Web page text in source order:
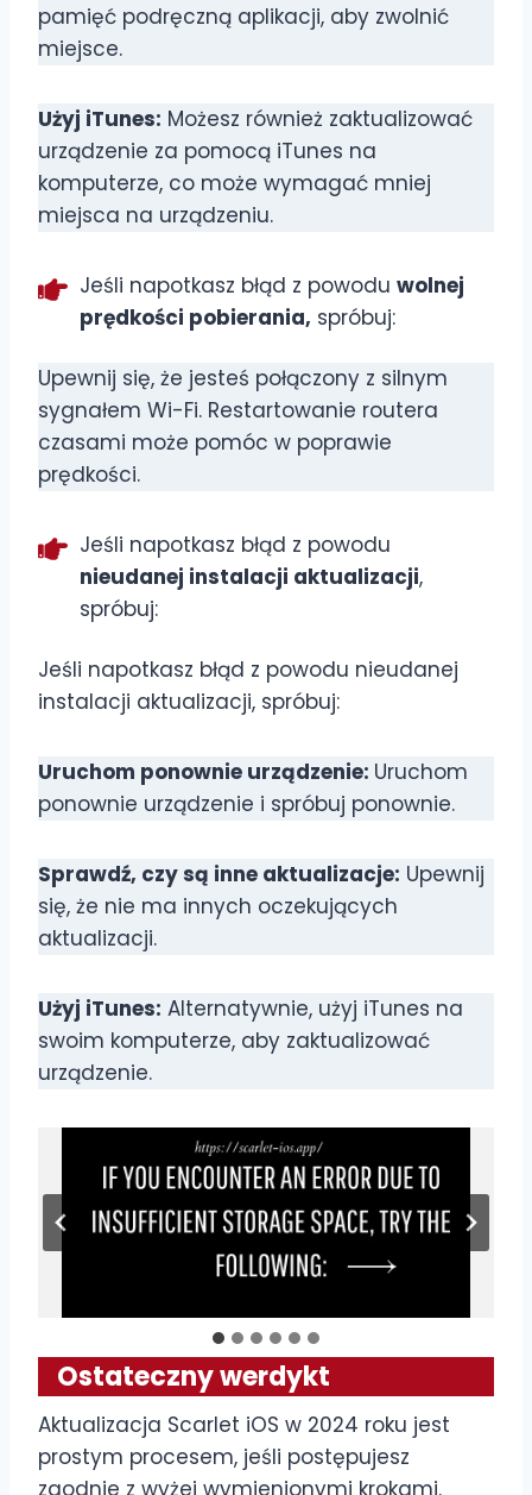
pamięć podręczną aplikacji, aby zwolnić
miejsce.
Użyj iTunes: Możesz również zaktualizować
urządzenie za pomocą iTunes na
komputerze, co może wymagać mniej
miejsca na urządzeniu.
Jeśli napotkasz błąd z powodu wolnej
prędkości pobierania, spróbuj:
Upewnij się, że jesteś połączony z silnym
sygnałem Wi-Fi. Restartowanie routera
czasami może pomóc w poprawie
prędkości.
Jeśli napotkasz błąd z powodu
nieudanej instalacji aktualizacji,
spróbuj:
Jeśli napotkasz błąd z powodu nieudanej
instalacji aktualizacji, spróbuj:
Uruchom ponownie urządzenie: Uruchom
ponownie urządzenie i spróbuj ponownie.
Sprawdź, czy są inne aktualizacje: Upewnij
się, że nie ma innych oczekujących
aktualizacji.
Użyj iTunes: Alternatywnie, użyj iTunes na
swoim komputerze, aby zaktualizować
urządzenie.
Ostateczny werdykt
Aktualizacja Scarlet iOS w 2024 roku jest
prostym procesem, jeśli postępujesz
zgodnie z wyżej wymienionymi krokami.